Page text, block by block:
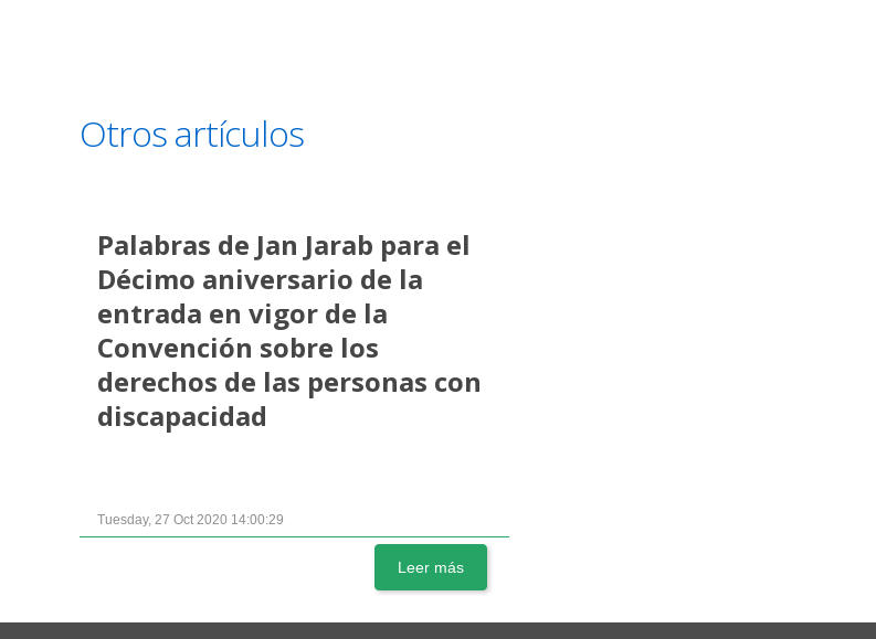
Otros artículos
Palabras de Jan Jarab para el
Décimo aniversario de la
entrada en vigor de la
Convención sobre los
derechos de las personas con
discapacidad
Tuesday, 27 Oct 2020 14:00:29
Leer más